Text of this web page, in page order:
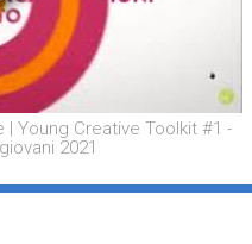
Young Creative Toolkit #1 -
2021